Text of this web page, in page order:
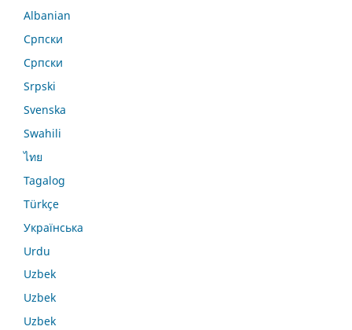
Albanian
Српски
Српски
Srpski
Svenska
Swahili
ไทย
Tagalog
Türkçe
Українська
Urdu
Uzbek
Uzbek
Uzbek